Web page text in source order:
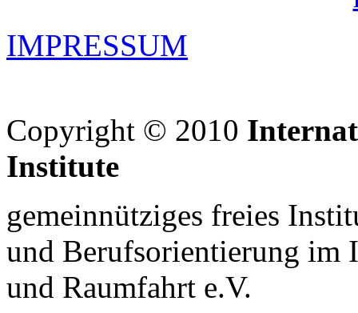
IMPRESSUM
Copyright © 2010
Institute
gemeinnütziges freies
und Berufsorientierung im
und Raumfahrt e.V.